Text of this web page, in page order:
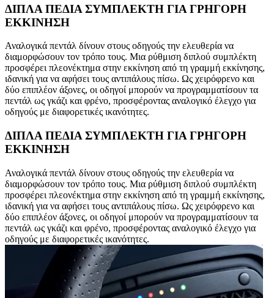
ΔΙΠΛΑ ΠΕΔΙΑ ΣΥΜΠΛΕΚΤΗ ΓΙΑ ΓΡΗΓΟΡΗ
ΕΚΚΙΝΗΣΗ
Αναλογικά πεντάλ δίνουν στους οδηγούς την ελευθερία να
διαμορφώσουν τον τρόπο τους. Μια ρύθμιση διπλού συμπλέκτη
προσφέρει πλεονέκτημα στην εκκίνηση από τη γραμμή εκκίνησης,
ιδανική για να αφήσει τους αντιπάλους πίσω. Ως χειρόφρενο και
δύο επιπλέον άξονες, οι οδηγοί μπορούν να προγραμματίσουν τα
πεντάλ ως γκάζι και φρένο, προσφέροντας αναλογικό έλεγχο για
οδηγούς με διαφορετικές ικανότητες.
ΔΙΠΛΑ ΠΕΔΙΑ ΣΥΜΠΛΕΚΤΗ ΓΙΑ ΓΡΗΓΟΡΗ
ΕΚΚΙΝΗΣΗ
Αναλογικά πεντάλ δίνουν στους οδηγούς την ελευθερία να
διαμορφώσουν τον τρόπο τους. Μια ρύθμιση διπλού συμπλέκτη
προσφέρει πλεονέκτημα στην εκκίνηση από τη γραμμή εκκίνησης,
ιδανική για να αφήσει τους αντιπάλους πίσω. Ως χειρόφρενο και
δύο επιπλέον άξονες, οι οδηγοί μπορούν να προγραμματίσουν τα
πεντάλ ως γκάζι και φρένο, προσφέροντας αναλογικό έλεγχο για
οδηγούς με διαφορετικές ικανότητες.